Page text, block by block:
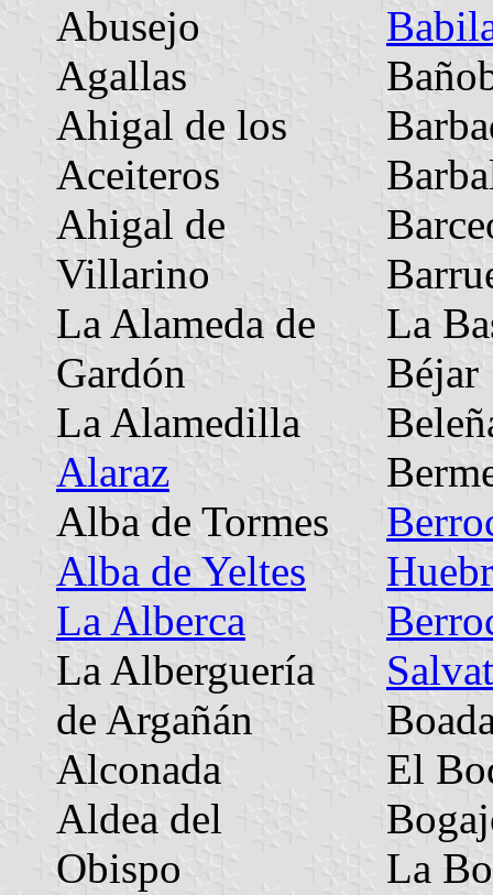
Abusejo
Agallas
Ahigal de los
Aceiteros
Ahigal de
Villarino
La Alameda de
Gardón
La Alamedilla
Alaraz
Alba de Tormes
Alba de Yeltes
La Alberca
La Alberguería
de Argañán
Alconada
Aldea del
Obispo
La
Béjar
El
La